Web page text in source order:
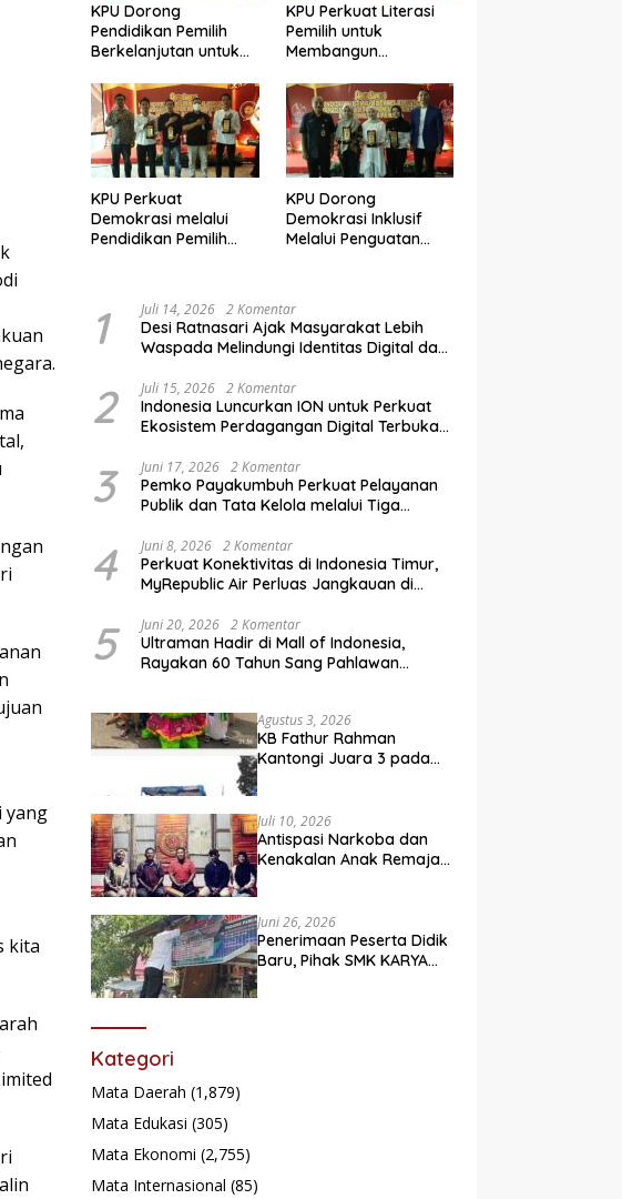
yang
kita
KPU Dorong
Pendidikan Pemilih
Berkelanjutan untuk
Demokrasi
KPU Perkuat Literasi
Pemilih untuk
Membangun
Berkualitas
KPU Perkuat
Demokrasi melalui
Pendidikan Pemilih
Marjinal, dan Pemula
KPU Dorong
Demokrasi Inklusif
Melalui Penguatan
1 Juli 14, 2026 2 Komentar
Desi Ratnasari Ajak Masyarakat Lebih
Waspada Melindungi Identitas Digital dan
2 Juli 15, 2026 2 Komentar
Indonesia Luncurkan ION untuk Perkuat
Ekosistem Perdagangan Digital Terbuka
3 Juni 17, 2026 2 Komentar
Pemko Payakumbuh Perkuat Pelayanan
Publik dan Tata Kelola melalui Tiga
4 Juni 8, 2026 2 Komentar
Perkuat Konektivitas di Indonesia Timur,
MyRepublic Air Perluas Jangkauan di
5 Juni 20, 2026 2 Komentar
Ultraman Hadir di Mall of Indonesia,
Rayakan 60 Tahun Sang Pahlawan
Agustus 3, 2026
KB Fathur Rahman
Kantongi Juara 3 pada
Juli 10, 2026
Antispasi Narkoba dan
Kenakalan Anak Remaja,
Surau
Juni 26, 2026
Penerimaan Peserta Didik
Baru, Pihak SMK KARYA
Kategori
Mata Daerah (1,879)
Mata Edukasi (305)
Mata Ekonomi (2,755)
Mata Internasional (85)